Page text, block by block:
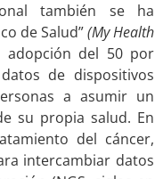
también se ha
de Salud”(My Health
adopción del 50 por
de dispositivos
a asumir un
su propia salud. En
del cáncer,
intercambiar datos